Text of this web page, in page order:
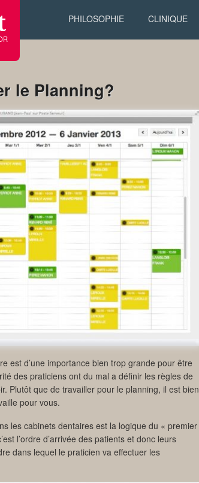
PHILOSOPHIE CLINIQUE
le Planning?
est d’une importance bien trop grande pour être
des praticiens ont du mal a définir les règles de
Plutôt que de travailler pour le planning, il est bien
pour vous.
les cabinets dentaires est la logique du « premier
l’ordre d’arrivée des patients et donc leurs
dans lequel le praticien va effectuer les